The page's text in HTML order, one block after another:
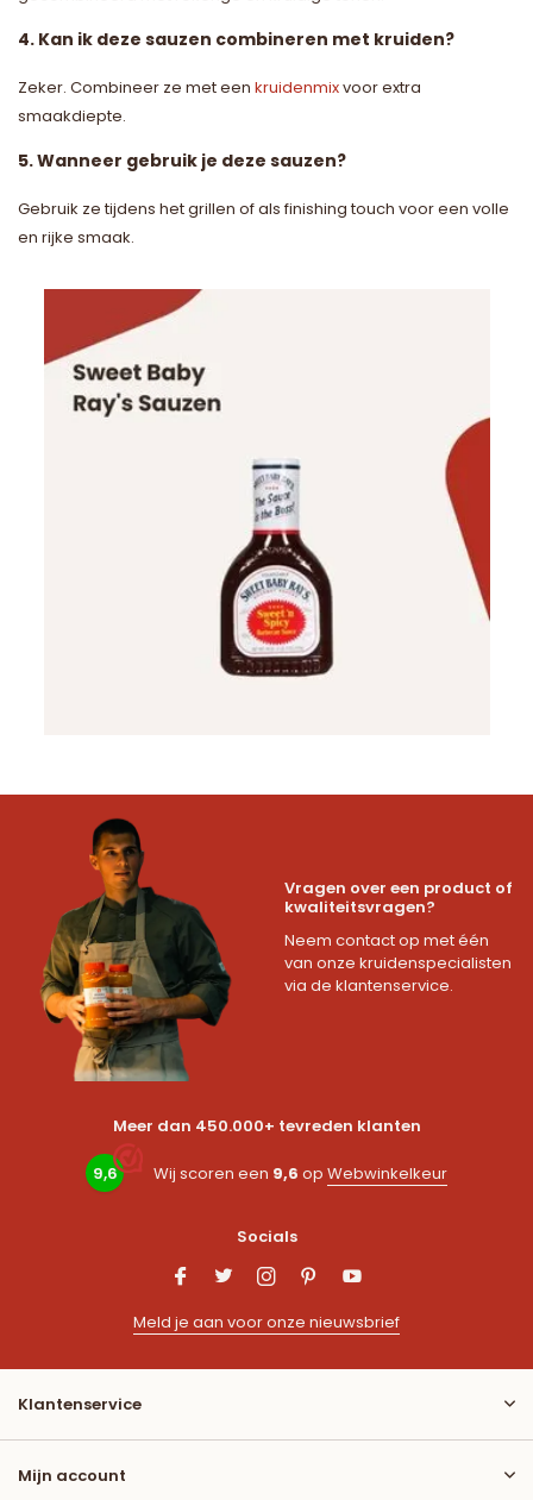
4. Kan ik deze sauzen combineren met kruiden?
Zeker. Combineer ze met een kruidenmixvoor extra
smaakdiepte.
5. Wanneer gebruik je deze sauzen?
Gebruik ze tijdens het grillen of als finishing touch voor een volle
en rijke smaak.
Vragen over een product of
kwaliteitsvragen?
Neem contact op met één
van onze kruidenspecialisten
via de klantenservice.
Meer dan 450.000+ tevreden klanten
9,6 Wij scoren een 9,6 op Webwinkelkeur
Socials
Meld je aan voor onze nieuwsbrief
Klantenservice
Mijn account